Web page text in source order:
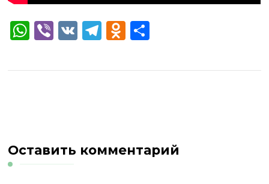
WhatsApp
Viber
VKTelegram
Odnoklassniki
Оставить комментарий